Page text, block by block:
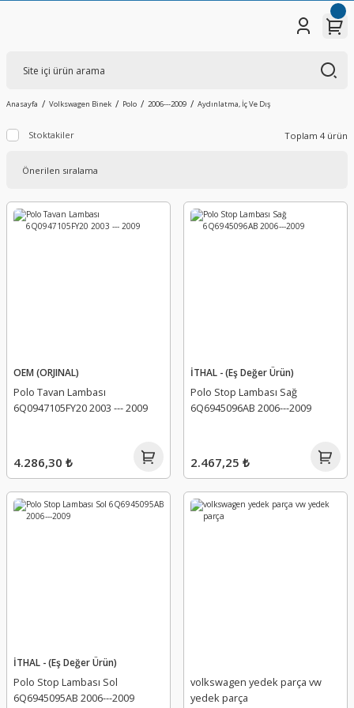
Anasayfa Volkswagen Binek Polo 2006---2009 Aydınlatma, İç Ve Dış
Stoktakiler Toplam 4 ürün
OEM (ORJINAL)
Polo Tavan Lambası
6Q0947105FY20 2003 --- 2009
4.286,30 ₺
İTHAL - (Eş Değer Ürün)
Polo Stop Lambası Sağ
6Q6945096AB 2006---2009
2.467,25 ₺
İTHAL - (Eş Değer Ürün)
Polo Stop Lambası Sol
6Q6945095AB 2006---2009
volkswagen yedek parça vw
yedek parça